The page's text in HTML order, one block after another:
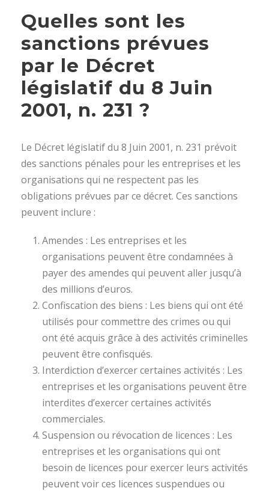
Quelles sont les
sanctions prévues
par le Décret
législatif du 8 Juin
2001, n. 231 ?
Le Décret législatif du 8 Juin 2001, n. 231 prévoit
des sanctions pénales pour les entreprises et les
organisations qui ne respectent pas les
obligations prévues par ce décret. Ces sanctions
peuvent inclure :
Amendes : Les entreprises et les
organisations peuvent être condamnées à
payer des amendes qui peuvent aller jusqu’à
des millions d’euros.
Confiscation des biens : Les biens qui ont été
utilisés pour commettre des crimes ou qui
ont été acquis grâce à des activités criminelles
peuvent être confisqués.
Interdiction d’exercer certaines activités : Les
entreprises et les organisations peuvent être
interdites d’exercer certaines activités
commerciales.
Suspension ou révocation de licences : Les
entreprises et les organisations qui ont
besoin de licences pour exercer leurs activités
peuvent voir ces licences suspendues ou